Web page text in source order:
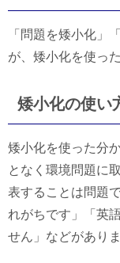
「問題を矮小化」
が、矮小化を使っ
矮小化の使い
矮小化を使った分
となく環境問題に
表することは問題
れがちです」「英
せん」などがありま